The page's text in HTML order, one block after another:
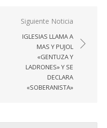
Siguiente Noticia
IGLESIAS LLAMA A
MAS Y PUJOL
«GENTUZA Y
LADRONES» Y SE
DECLARA
«SOBERANISTA»